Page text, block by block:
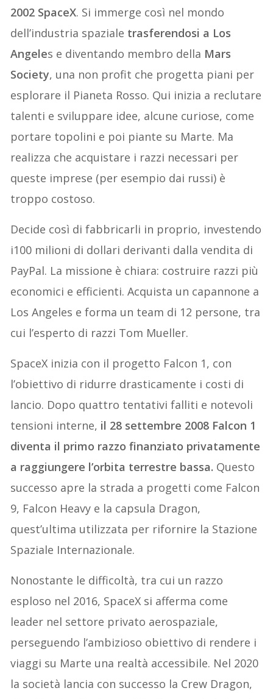
2002 SpaceX. Si immerge così nel mondo
dell’industria spaziale trasferendosi a Los
Angeles e diventando membro della Mars
Society, una non profit che progetta piani per
esplorare il Pianeta Rosso. Qui inizia a reclutare
talenti e sviluppare idee, alcune curiose, come
portare topolini e poi piante su Marte. Ma
realizza che acquistare i razzi necessari per
queste imprese (per esempio dai russi) è
troppo costoso.
Decide così di fabbricarli in proprio, investendo
i100 milioni di dollari derivanti dalla vendita di
PayPal. La missione è chiara: costruire razzi più
economici e efficienti. Acquista un capannone a
Los Angeles e forma un team di 12 persone, tra
cui l’esperto di razzi Tom Mueller.
SpaceX inizia con il progetto Falcon 1, con
l’obiettivo di ridurre drasticamente i costi di
lancio. Dopo quattro tentativi falliti e notevoli
tensioni interne, il 28 settembre 2008 Falcon 1
diventa il primo razzo finanziato privatamente
a raggiungere l’orbita terrestre bassa. Questo
successo apre la strada a progetti come Falcon
9, Falcon Heavy e la capsula Dragon,
quest’ultima utilizzata per rifornire la Stazione
Spaziale Internazionale.
Nonostante le difficoltà, tra cui un razzo
esploso nel 2016, SpaceX si afferma come
leader nel settore privato aerospaziale,
perseguendo l’ambizioso obiettivo di rendere i
viaggi su Marte una realtà accessibile. Nel 2020
la società lancia con successo la Crew Dragon,